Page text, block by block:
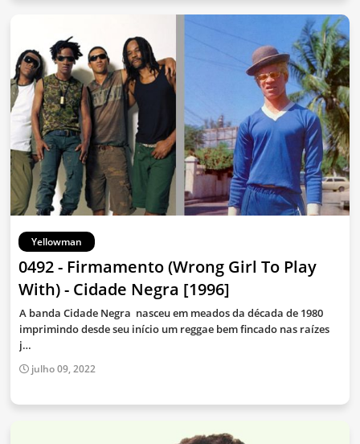
Yellowman
0492 - Firmamento (Wrong Girl To Play
With) - Cidade Negra [1996]
A banda Cidade Negra nasceu em meados da década de 1980
imprimindo desde seu início um reggae bem fincado nas raízes
j…
julho 09, 2022